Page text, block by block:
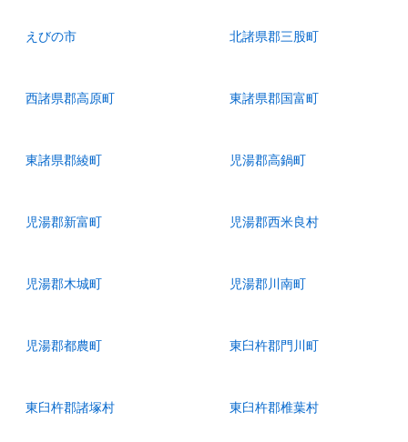
えびの市 北諸県郡三股町
西諸県郡高原町 東諸県郡国富町
東諸県郡綾町 児湯郡高鍋町
児湯郡新富町 児湯郡西米良村
児湯郡木城町 児湯郡川南町
児湯郡都農町 東臼杵郡門川町
東臼杵郡諸塚村 東臼杵郡椎葉村